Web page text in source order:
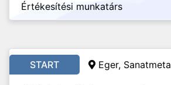
Értékesítési munkatárs
START Eger,